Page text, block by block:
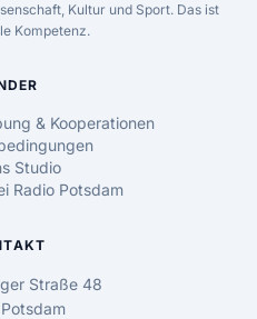
Kultur und Sport. Das ist
Kompetenz.
& Kooperationen
Studio
Radio Potsdam
Straße 48